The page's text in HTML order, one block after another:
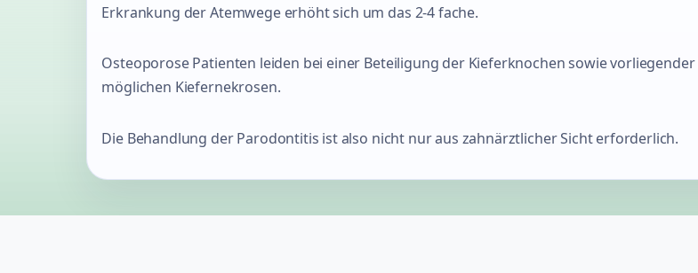
Erkrankung der Atemwege erhöht sich um das 2-4 fache.
Osteoporose Patienten leiden bei einer Beteiligung der Kieferknochen sowie
möglichen Kiefernekrosen.
Die Behandlung der Parodontitis ist also nicht nur aus zahnärztlicher Sicht erforderlich.